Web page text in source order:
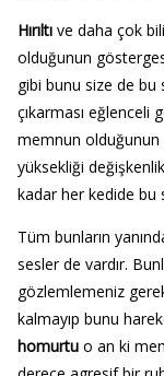
Hırıltıve daha çok
olduğunun
gibi bunu size de
çıkarması eğlenceli
memnun olduğunun
yüksekliği
kadar her kedide bu
Tüm bunların
sesler de vardır.
gözlemlemeniz
kalmayıp bunu
homurtuo an ki